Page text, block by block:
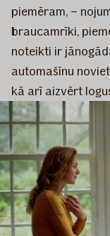
piemēram, –
braucamrīki,
noteikti ir
automašīnu
kā arī aizvērt